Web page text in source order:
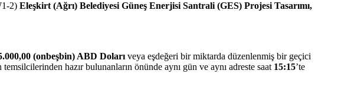
2) Eleşkirt (Ağrı) Belediyesi Güneş Enerjisi Santrali (GES) Projesi Tasarımı,
(onbeşbin) ABD Doları veya eşdeğeri bir miktarda düzenlenmiş bir geçici
hazır bulunanların önünde aynı gün ve aynı adreste saat 15:15’te